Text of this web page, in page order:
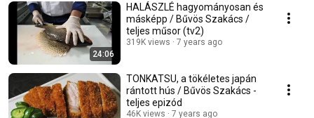
24:06
HALÁSZLÉ hagyományosan és
másképp / Bűvös Szakács /
teljes műsor (tv2)
319K views 7 years ago
TONKATSU, a tökéletes japán
rántott hús / Bűvös Szakács -
teljes epizód
46K views 7 years ago